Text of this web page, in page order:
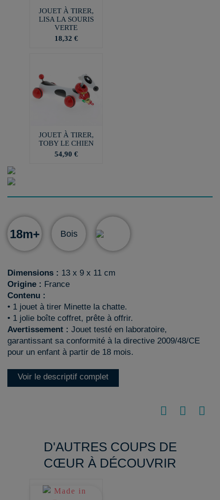
JOUET À TIRER,
LISA LA SOURIS
VERTE
18,32 €
JOUET À TIRER,
TOBY LE CHIEN
54,90 €
18m+ Bois
Dimensions : 13 x 9 x 11 cm
Origine : France
Contenu :
• 1 jouet à tirer Minette la chatte.
• 1 jolie boîte coffret, prête à offrir.
Avertissement : Jouet testé en laboratoire,
garantissant sa conformité à la directive 2009/48/CE
pour un enfant à partir de 18 mois.
Voir le descriptif complet
D'AUTRES COUPS DE
CŒUR À DÉCOUVRIR